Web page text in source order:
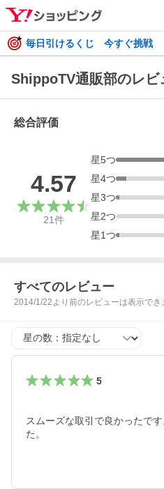
毎日引けるくじ 今すぐ挑戦
ShippoTV通販部のレビ
総合評価
4.57
21件
星5つ
星4つ
星3つ
星2つ
星1つ
すべてのレビュー
2014/1/22より前のレビューは表示でき
星の数
5
スムーズな取引で良かったで
た。